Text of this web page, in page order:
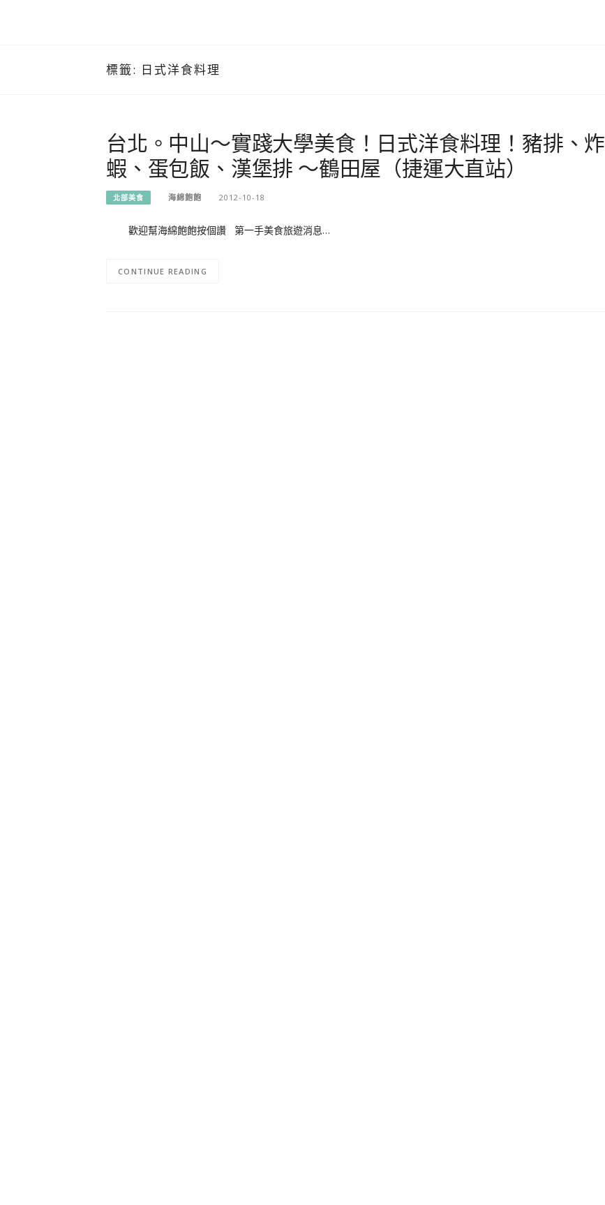
標籤: 日式洋食料理
台北。中山～實踐大學美食！日式洋食料理！豬排、炸
蝦、蛋包飯、漢堡排 ～鶴田屋（捷運大直站）
北部美食 海綿飽飽 2012-10-18
歡迎幫海綿飽飽按個讚 第一手美食旅遊消息…
CONTINUE READING